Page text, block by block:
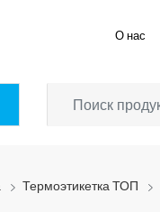
О нас
Термоэтикетка ТОП